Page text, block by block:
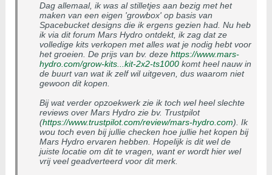
Dag allemaal, ik was al stilletjes aan bezig met het
maken van een eigen 'growbox' op basis van
Spacebucket designs die ik ergens gezien had. Nu heb
ik via dit forum Mars Hydro ontdekt, ik zag dat ze
volledige kits verkopen met alles wat je nodig hebt voor
het groeien. De prijs van bv. deze https://www.mars-
hydro.com/grow-kits...kit-2x2-ts1000 komt heel nauw in
de buurt van wat ik zelf wil uitgeven, dus waarom niet
gewoon dit kopen.
Bij wat verder opzoekwerk zie ik toch wel heel slechte
reviews over Mars Hydro zie bv. Trustpilot
(https://www.trustpilot.com/review/mars-hydro.com). Ik
wou toch even bij jullie checken hoe jullie het kopen bij
Mars Hydro ervaren hebben. Hopelijk is dit wel de
juiste locatie om dit te vragen, want er wordt hier wel
vrij veel geadverteerd voor dit merk.